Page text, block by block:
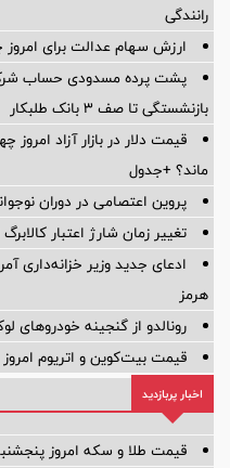
رانندگی
ارزش سهام عدالت برای امروز چهارشنبه
پشت پرده‌ مسدودی حساب
بازنشستگی تا صف ۳ بانک طلبکار
ماند؟ +جدول
پروین اعتصامی در دوران نوجوانی؛
تغییر زمان شارژ اعتبار
ادعای جدید وزیر خزانه‌داری
هرمز
رونالدو از گنجینه خودروهای
قیمت بیت‌کوین و اتریوم امروز
اخبار پربازدید
قیمت طلا و سکه امروز پنجشنبه ۱۵ مرداد